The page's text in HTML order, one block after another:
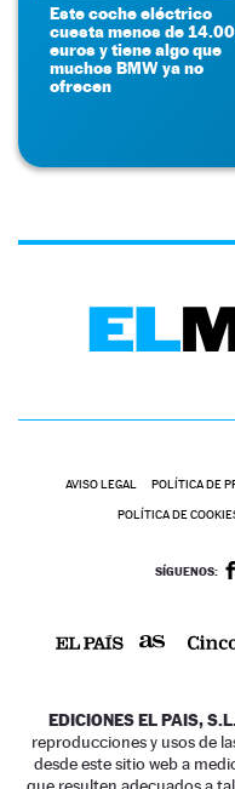
Este coche eléctrico
cuesta menos de
euros y tiene algo que
muchos BMW ya no
ofrecen
AVISO LEGAL POLÍTICA DE
POLÍTICA DE
SÍGUENOS:
EDICIONES EL PAIS,
reproducciones y usos de
desde este sitio web a